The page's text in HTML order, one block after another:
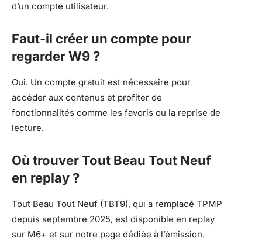
d’un compte utilisateur.
Faut-il créer un compte pour
regarder W9 ?
Oui. Un compte gratuit est nécessaire pour
accéder aux contenus et profiter de
fonctionnalités comme les favoris ou la reprise de
lecture.
Où trouver Tout Beau Tout Neuf
en replay ?
Tout Beau Tout Neuf (TBT9), qui a remplacé TPMP
depuis septembre 2025, est disponible en replay
sur M6+ et sur notre page dédiée à l’émission.